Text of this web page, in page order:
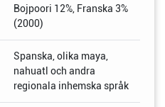
Bojpoori 12%, Franska 3%
(2000)
Spanska, olika maya,
nahuatl och andra
regionala inhemska språk